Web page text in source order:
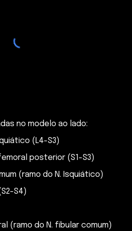
no modelo ao lado:
(L4-S3)
posterior (S1-S3)
(ramo do N. Isquiático)
S4)
(ramo do N. fibular comum)